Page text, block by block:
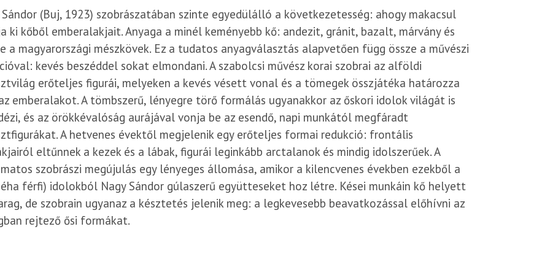
Sándor (Buj, 1923) szobrászatában szinte egyedülálló a következetesség: ahogy makacsul
ki kőből emberalakjait. Anyaga a minél keményebb kő: andezit, gránit, bazalt, márvány és
a magyarországi mészkövek. Ez a tudatos anyagválasztás alapvetően függ össze a művészi
kevés beszéddel sokat elmondani. A szabolcsi művész korai szobrai az alföldi
erőteljes figurái, melyeken a kevés vésett vonal és a tömegek összjátéka határozza
emberalakot. A tömbszerű, lényegre törő formálás ugyanakkor az őskori idolok világát is
és az örökkévalóság aurájával vonja be az esendő, napi munkától megfáradt
A hetvenes évektől megjelenik egy erőteljes formai redukció: frontális
eltűnnek a kezek és a lábak, figurái leginkább arctalanok és mindig idolszerűek. A
szobrászi megújulás egy lényeges állomása, amikor a kilencvenes években ezekből a
férfi) idolokból Nagy Sándor gúlaszerű együtteseket hoz létre. Kései munkáin kő helyett
de szobrain ugyanaz a késztetés jelenik meg: a legkevesebb beavatkozással előhívni az
rejtező ősi formákat.
Megközelíthető a Széll Kálmán tértől a 17-es villamossal vagy a Batthyány tértől a 19-
es, illetve a 41-es villamossal a Szent Margit Kórház megállóig utazva. A Kolosy térről
a 165-ös autóbusszal érhető el.